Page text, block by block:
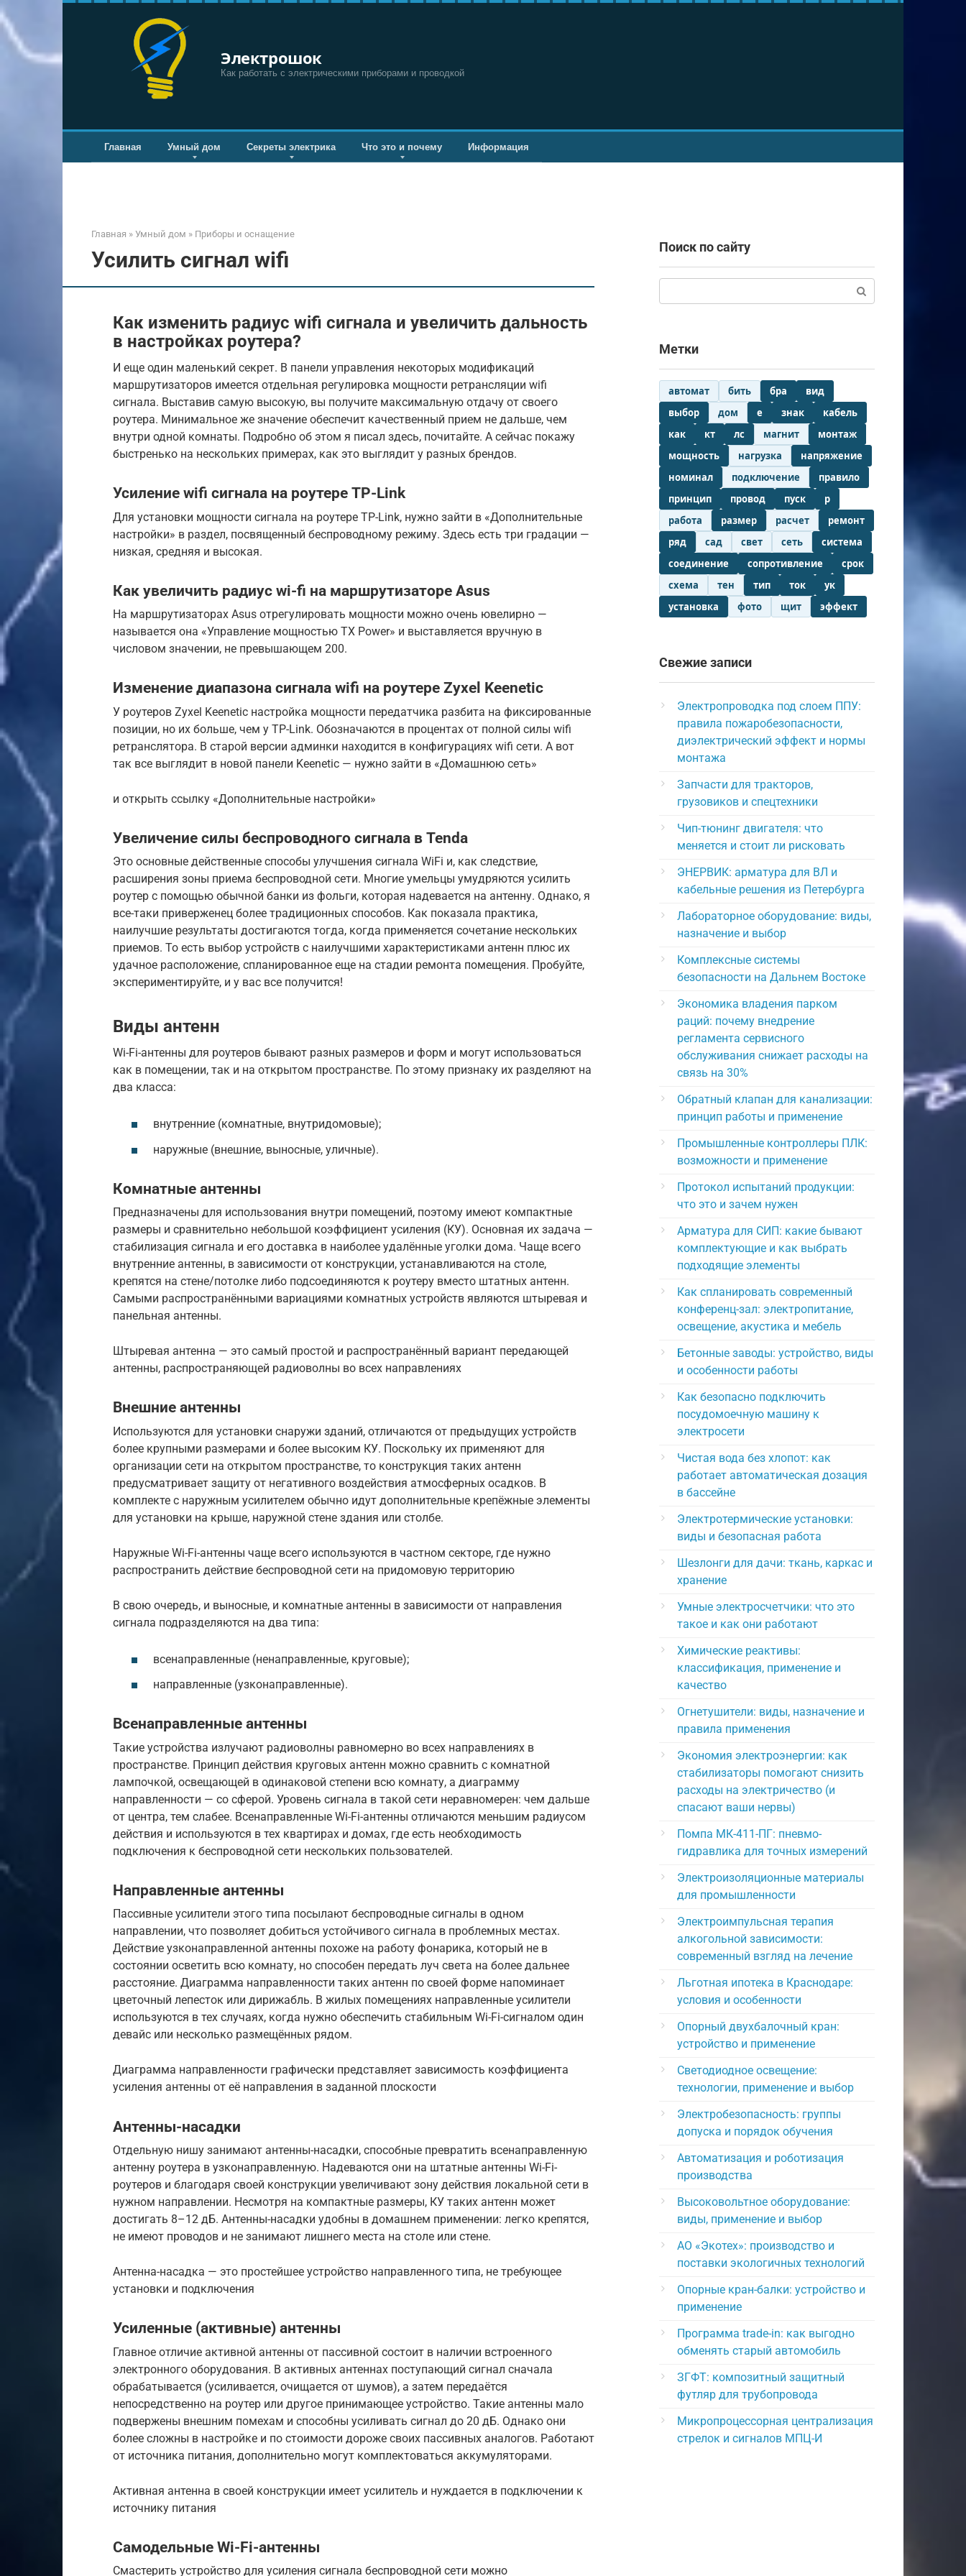
Перейти
к
контенту
Электрошок
Как работать с электрическими приборами и проводкой
Главная Умный дом Секреты электрика Что это и почему Информация
Главная » Умный дом » Приборы и оснащение
Усилить сигнал wifi
Как изменить радиус wifi сигнала и увеличить дальность
в настройках роутера?
И еще один маленький секрет. В панели управления некоторых модификаций
маршрутизаторов имеется отдельная регулировка мощности ретрансляции wifi
сигнала. Выставив самую высокую, вы получите максимальную отдачу от своего
роутера. Минимальное же значение обеспечит качественный прием не дальше, чем
внутри одной комнаты. Подробно об этом я писал здесь, почитайте. А сейчас покажу
быстренько на нескольких примерах, как это выглядит у разных брендов.
Усиление wifi сигнала на роутере TP-Link
Для установки мощности сигнала на роутере TP-Link, нужно зайти в «Дополнительные
настройки» в раздел, посвященный беспроводному режиму. Здесь есть три градации —
низкая, средняя и высокая.
Как увеличить радиус wi-fi на маршрутизаторе Asus
На маршрутизаторах Asus отрегулировать мощности можно очень ювелирно —
называется она «Управление мощностью TX Power» и выставляется вручную в
числовом значении, не превышающем 200.
Изменение диапазона сигнала wifi на роутере Zyxel Keenetic
У роутеров Zyxel Keenetic настройка мощности передатчика разбита на фиксированные
позиции, но их больше, чем у TP-Link. Обозначаются в процентах от полной силы wifi
ретранслятора. В старой версии админки находится в конфигурациях wifi сети. А вот
так все выглядит в новой панели Keenetic — нужно зайти в «Домашнюю сеть»
и открыть ссылку «Дополнительные настройки»
Увеличение силы беспроводного сигнала в Tenda
Это основные действенные способы улучшения сигнала WiFi и, как следствие,
расширения зоны приема беспроводной сети. Многие умельцы умудряются усилить
роутер с помощью обычной банки из фольги, которая надевается на антенну. Однако, я
все-таки приверженец более традиционных способов. Как показала практика,
наилучшие результаты достигаются тогда, когда применяется сочетание нескольких
приемов. То есть выбор устройств с наилучшими характеристиками антенн плюс их
удачное расположение, спланированное еще на стадии ремонта помещения. Пробуйте,
экспериментируйте, и у вас все получится!
Виды антенн
Wi-Fi-антенны для роутеров бывают разных размеров и форм и могут использоваться
как в помещении, так и на открытом пространстве. По этому признаку их разделяют на
два класса:
внутренние (комнатные, внутридомовые);
наружные (внешние, выносные, уличные).
Комнатные антенны
Предназначены для использования внутри помещений, поэтому имеют компактные
размеры и сравнительно небольшой коэффициент усиления (КУ). Основная их задача —
стабилизация сигнала и его доставка в наиболее удалённые уголки дома. Чаще всего
внутренние антенны, в зависимости от конструкции, устанавливаются на столе,
крепятся на стене/потолке либо подсоединяются к роутеру вместо штатных антенн.
Самыми распространёнными вариациями комнатных устройств являются штыревая и
панельная антенны.
Штыревая антенна — это самый простой и распространённый вариант передающей
антенны, распространяющей радиоволны во всех направлениях
Внешние антенны
Используются для установки снаружи зданий, отличаются от предыдущих устройств
более крупными размерами и более высоким КУ. Поскольку их применяют для
организации сети на открытом пространстве, то конструкция таких антенн
предусматривает защиту от негативного воздействия атмосферных осадков. В
комплекте с наружным усилителем обычно идут дополнительные крепёжные элементы
для установки на крыше, наружной стене здания или столбе.
Наружные Wi-Fi-антенны чаще всего используются в частном секторе, где нужно
распространить действие беспроводной сети на придомовую территорию
В свою очередь, и выносные, и комнатные антенны в зависимости от направления
сигнала подразделяются на два типа:
всенаправленные (ненаправленные, круговые);
направленные (узконаправленные).
Всенаправленные антенны
Такие устройства излучают радиоволны равномерно во всех направлениях в
пространстве. Принцип действия круговых антенн можно сравнить с комнатной
лампочкой, освещающей в одинаковой степени всю комнату, а диаграмму
направленности — со сферой. Уровень сигнала в такой сети неравномерен: чем дальше
от центра, тем слабее. Всенаправленные Wi-Fi-антенны отличаются меньшим радиусом
действия и используются в тех квартирах и домах, где есть необходимость
подключения к беспроводной сети нескольких пользователей.
Направленные антенны
Пассивные усилители этого типа посылают беспроводные сигналы в одном
направлении, что позволяет добиться устойчивого сигнала в проблемных местах.
Действие узконаправленной антенны похоже на работу фонарика, который не в
состоянии осветить всю комнату, но способен передать луч света на более дальнее
расстояние. Диаграмма направленности таких антенн по своей форме напоминает
цветочный лепесток или дирижабль. В жилых помещениях направленные усилители
используются в тех случаях, когда нужно обеспечить стабильным Wi-Fi-сигналом один
девайс или несколько размещённых рядом.
Диаграмма направленности графически представляет зависимость коэффициента
усиления антенны от её направления в заданной плоскости
Антенны-насадки
Отдельную нишу занимают антенны-насадки, способные превратить всенаправленную
антенну роутера в узконаправленную. Надеваются они на штатные антенны Wi-Fi-
роутеров и благодаря своей конструкции увеличивают зону действия локальной сети в
нужном направлении. Несмотря на компактные размеры, КУ таких антенн может
достигать 8–12 дБ. Антенны-насадки удобны в домашнем применении: легко крепятся,
не имеют проводов и не занимают лишнего места на столе или стене.
Антенна-насадка — это простейшее устройство направленного типа, не требующее
установки и подключения
Усиленные (активные) антенны
Главное отличие активной антенны от пассивной состоит в наличии встроенного
электронного оборудования. В активных антеннах поступающий сигнал сначала
обрабатывается (усиливается, очищается от шумов), а затем передаётся
непосредственно на роутер или другое принимающее устройство. Такие антенны мало
подвержены внешним помехам и способны усиливать сигнал до 20 дБ. Однако они
более сложны в настройке и по стоимости дороже своих пассивных аналогов. Работают
от источника питания, дополнительно могут комплектоваться аккумуляторами.
Активная антенна в своей конструкции имеет усилитель и нуждается в подключении к
источнику питания
Самодельные Wi-Fi-антенны
Смастерить устройство для усиления сигнала беспроводной сети можно
Поиск по сайту
Метки
автомат бить бра
вид
выбор
дом е знак
кабель
как
кт лс магнит
монтаж
мощность
нагрузка
напряжение
номинал
подключение
правило
принцип
провод пуск
р
работа
размер расчет
ремонт
ряд
сад свет сеть
система
соединение
сопротивление
срок
схема
тен тип ток
ук
установка
фото щит эффект
Свежие записи
Электропроводка под слоем ППУ:
правила пожаробезопасности,
диэлектрический эффект и нормы
монтажа
Запчасти для тракторов,
грузовиков и спецтехники
Чип-тюнинг двигателя: что
меняется и стоит ли рисковать
ЭНЕРВИК: арматура для ВЛ и
кабельные решения из Петербурга
Лабораторное оборудование: виды,
назначение и выбор
Комплексные системы
безопасности на Дальнем Востоке
Экономика владения парком
раций: почему внедрение
регламента сервисного
обслуживания снижает расходы на
связь на 30%
Обратный клапан для канализации:
принцип работы и применение
Промышленные контроллеры ПЛК:
возможности и применение
Протокол испытаний продукции:
что это и зачем нужен
Арматура для СИП: какие бывают
комплектующие и как выбрать
подходящие элементы
Как спланировать современный
конференц-зал: электропитание,
освещение, акустика и мебель
Бетонные заводы: устройство, виды
и особенности работы
Как безопасно подключить
посудомоечную машину к
электросети
Чистая вода без хлопот: как
работает автоматическая дозация
в бассейне
Электротермические установки:
виды и безопасная работа
Шезлонги для дачи: ткань, каркас и
хранение
Умные электросчетчики: что это
такое и как они работают
Химические реактивы:
классификация, применение и
качество
Огнетушители: виды, назначение и
правила применения
Экономия электроэнергии: как
стабилизаторы помогают снизить
расходы на электричество (и
спасают ваши нервы)
Помпа МК-411-ПГ: пневмо-
гидравлика для точных измерений
Электроизоляционные материалы
для промышленности
Электроимпульсная терапия
алкогольной зависимости:
современный взгляд на лечение
Льготная ипотека в Краснодаре:
условия и особенности
Опорный двухбалочный кран:
устройство и применение
Светодиодное освещение:
технологии, применение и выбор
Электробезопасность: группы
допуска и порядок обучения
Автоматизация и роботизация
производства
Высоковольтное оборудование:
виды, применение и выбор
АО «Экотех»: производство и
поставки экологичных технологий
Опорные кран-балки: устройство и
применение
Программа trade-in: как выгодно
обменять старый автомобиль
ЗГФТ: композитный защитный
футляр для трубопровода
Микропроцессорная централизация
стрелок и сигналов МПЦ-И